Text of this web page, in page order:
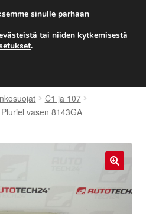
alkaen 7 EUR
C1 ja 107
vasen 8143GA
sinulle parhaan
tai niiden kytkemisestä
.